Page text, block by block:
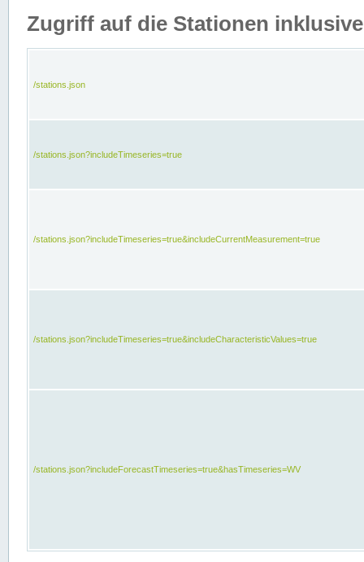
Zugriff auf die Stationen
/stations.json
/stations.json?includeTimeseries=true
/stations.json?includeTimeseries=true&includeCurrentMeasurement=true
/stations.json?includeTimeseries=true&includeCharacteristicValues=true
/stations.json?includeForecastTimeseries=true&hasTimeseries=WV